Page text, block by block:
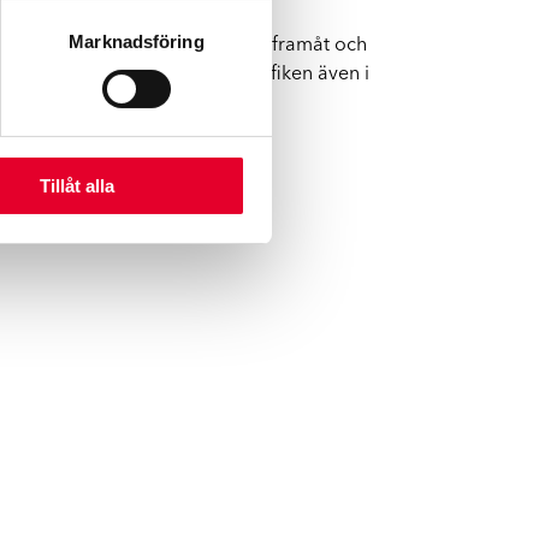
Marknadsföring
Tillåt alla
säkerhetsteknik har gått framåt och
hållet. Håll uppsikt över trafiken även i